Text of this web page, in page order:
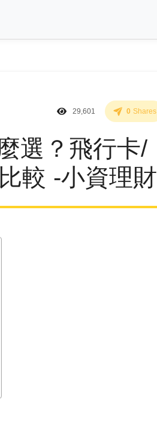
29,601 0 Shares
選？飛行卡/
較 -小資理財